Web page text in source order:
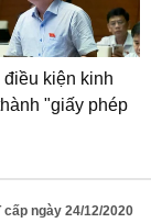
điều kiện kinh
"giấy phép
cấp ngày 24/12/2020